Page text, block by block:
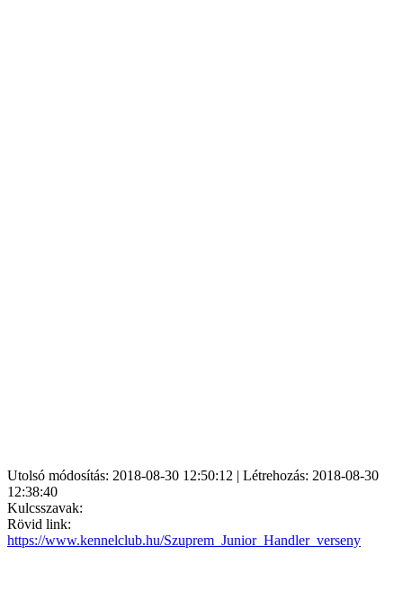
Utolsó módosítás: 2018-08-30 12:50:12 | Létrehozás: 2018-08-30
12:38:40
Kulcsszavak:
Rövid link:
https://www.kennelclub.hu/Szuprem_Junior_Handler_verseny